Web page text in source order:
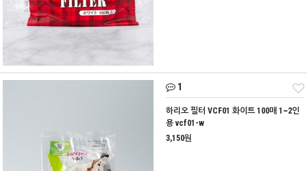
1
하리오 필터 VCF01 화이트 100매 1~2인
용 vcf01-w
3,150원